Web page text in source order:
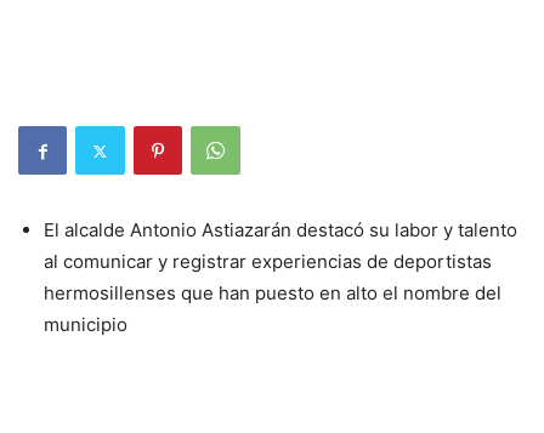
El alcalde Antonio Astiazarán destacó su labor y talento
al comunicar y registrar experiencias de deportistas
hermosillenses que han puesto en alto el nombre del
municipio